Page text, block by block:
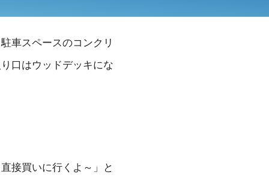
車スペースのコンクリ
口はウッドデッキにな
接買いに行くよ～」と